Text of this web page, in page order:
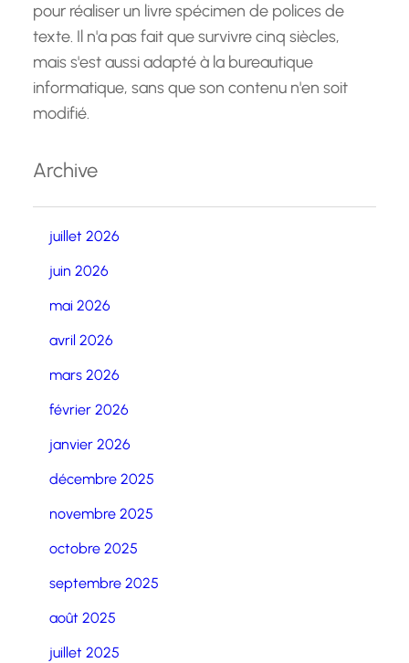
pour réaliser un livre spécimen de polices de
texte. Il n'a pas fait que survivre cinq siècles,
mais s'est aussi adapté à la bureautique
informatique, sans que son contenu n'en soit
modifié.
Archive
juillet 2026
juin 2026
mai 2026
avril 2026
mars 2026
février 2026
janvier 2026
décembre 2025
novembre 2025
octobre 2025
septembre 2025
août 2025
juillet 2025